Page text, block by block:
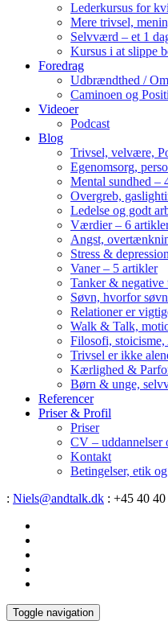
Lederkursus for
Mere trivsel,
Selvværd – et 1
Kursus i at slippe
Foredrag
Udbrændthed /
Caminoen og
Videoer
Podcast
Blog
Trivsel, velvære,
Egenomsorg,
Mental sundhed –
Overgreb,
Ledelse og godt
Værdier – 6
Angst,
Stress &
Vaner – 5 artikler
Tanker &
Søvn, hvorfor
Relationer er
Walk & Talk,
Filosofi,
Trivsel er ikke
Kærlighed &
Børn & unge,
Referencer
Priser & Profil
Priser
CV – uddannelser
Kontakt
Betingelser, etik
: Niels@andtalk.dk : +45 40
Toggle navigation